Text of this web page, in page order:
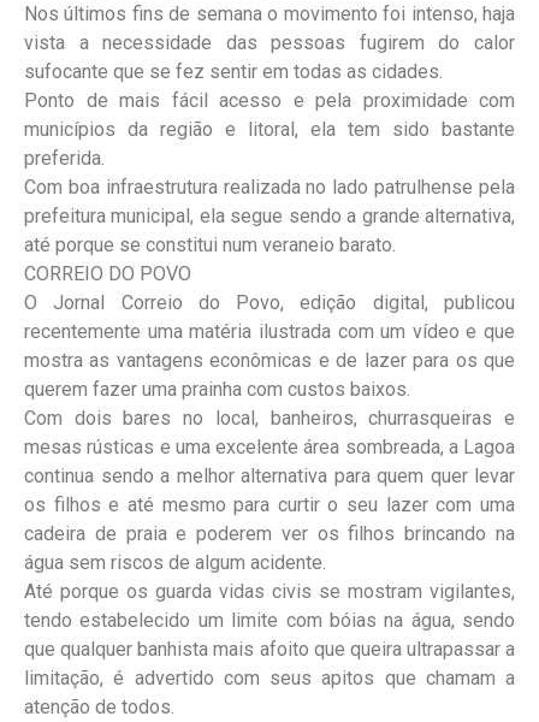
Nos últimos fins de semana o movimento foi intenso, haja
vista a necessidade das pessoas fugirem do calor
sufocante que se fez sentir em todas as cidades.
Ponto de mais fácil acesso e pela proximidade com
municípios da região e litoral, ela tem sido bastante
preferida.
Com boa infraestrutura realizada no lado patrulhense pela
prefeitura municipal, ela segue sendo a grande alternativa,
até porque se constitui num veraneio barato.
CORREIO DO POVO
O Jornal Correio do Povo, edição digital, publicou
recentemente uma matéria ilustrada com um vídeo e que
mostra as vantagens econômicas e de lazer para os que
querem fazer uma prainha com custos baixos.
Com dois bares no local, banheiros, churrasqueiras e
mesas rústicas e uma excelente área sombreada, a Lagoa
continua sendo a melhor alternativa para quem quer levar
os filhos e até mesmo para curtir o seu lazer com uma
cadeira de praia e poderem ver os filhos brincando na
água sem riscos de algum acidente.
Até porque os guarda vidas civis se mostram vigilantes,
tendo estabelecido um limite com bóias na água, sendo
que qualquer banhista mais afoito que queira ultrapassar a
limitação, é advertido com seus apitos que chamam a
atenção de todos.